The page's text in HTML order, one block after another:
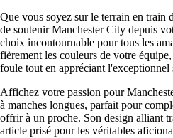
Que vous soyez sur le terrain en train
de soutenir Manchester City depuis
choix incontournable pour tous les
fièrement les couleurs de votre
foule tout en appréciant l'exceptionnel
Affichez votre passion pour
à manches longues, parfait pour
offrir à un proche. Son design alliant
article prisé pour les véritables